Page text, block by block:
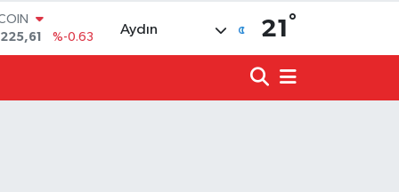
%-0.63
Aydın 21 °